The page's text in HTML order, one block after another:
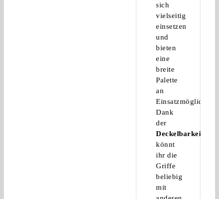
sich
vielseitig
einsetzen
und
bieten
eine
breite
Palette
an
Dank
der
Deckelbarkeit
könnt
ihr die
Griffe
beliebig
mit